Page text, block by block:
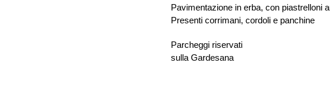
Pavimentazione in erba, con piastrelloni
Presenti corrimani, cordoli e panchine
Parcheggi riservati
sulla Gardesana